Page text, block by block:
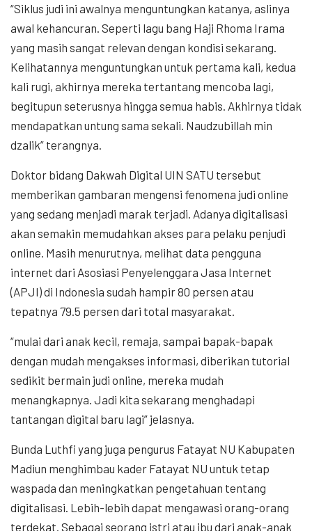
“Siklus judi ini awalnya menguntungkan katanya, aslinya
awal kehancuran. Seperti lagu bang Haji Rhoma Irama
yang masih sangat relevan dengan kondisi sekarang.
Kelihatannya menguntungkan untuk pertama kali, kedua
kali rugi, akhirnya mereka tertantang mencoba lagi,
begitupun seterusnya hingga semua habis. Akhirnya tidak
mendapatkan untung sama sekali. Naudzubillah min
dzalik” terangnya.
Doktor bidang Dakwah Digital UIN SATU tersebut
memberikan gambaran mengensi fenomena judi online
yang sedang menjadi marak terjadi. Adanya digitalisasi
akan semakin memudahkan akses para pelaku penjudi
online. Masih menurutnya, melihat data pengguna
internet dari Asosiasi Penyelenggara Jasa Internet
(APJI) di Indonesia sudah hampir 80 persen atau
tepatnya 79.5 persen dari total masyarakat.
“mulai dari anak kecil, remaja, sampai bapak-bapak
dengan mudah mengakses informasi, diberikan tutorial
sedikit bermain judi online, mereka mudah
menangkapnya. Jadi kita sekarang menghadapi
tantangan digital baru lagi” jelasnya.
Bunda Luthfi yang juga pengurus Fatayat NU Kabupaten
Madiun menghimbau kader Fatayat NU untuk tetap
waspada dan meningkatkan pengetahuan tentang
digitalisasi. Lebih-lebih dapat mengawasi orang-orang
terdekat. Sebagai seorang istri atau ibu dari anak-anak